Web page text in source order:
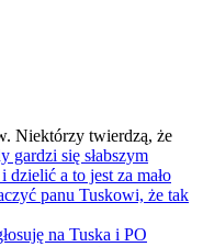
Niektórzy twierdzą, że
gardzi się słabszym
dzielić a to jest za mało
panu Tuskowi, że tak
na Tuska i PO